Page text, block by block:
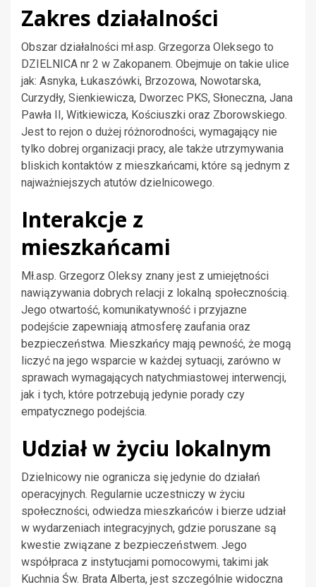
Zakres działalności
Obszar działalności mł.asp. Grzegorza Oleksego to
DZIELNICA nr 2 w Zakopanem. Obejmuje on takie ulice
jak: Asnyka, Łukaszówki, Brzozowa, Nowotarska,
Curzydły, Sienkiewicza, Dworzec PKS, Słoneczna, Jana
Pawła II, Witkiewicza, Kościuszki oraz Zborowskiego.
Jest to rejon o dużej różnorodności, wymagający nie
tylko dobrej organizacji pracy, ale także utrzymywania
bliskich kontaktów z mieszkańcami, które są jednym z
najważniejszych atutów dzielnicowego.
Interakcje z
mieszkańcami
Mł.asp. Grzegorz Oleksy znany jest z umiejętności
nawiązywania dobrych relacji z lokalną społecznością.
Jego otwartość, komunikatywność i przyjazne
podejście zapewniają atmosferę zaufania oraz
bezpieczeństwa. Mieszkańcy mają pewność, że mogą
liczyć na jego wsparcie w każdej sytuacji, zarówno w
sprawach wymagających natychmiastowej interwencji,
jak i tych, które potrzebują jedynie porady czy
empatycznego podejścia.
Udział w życiu lokalnym
Dzielnicowy nie ogranicza się jedynie do działań
operacyjnych. Regularnie uczestniczy w życiu
społeczności, odwiedza mieszkańców i bierze udział
w wydarzeniach integracyjnych, gdzie poruszane są
kwestie związane z bezpieczeństwem. Jego
współpraca z instytucjami pomocowymi, takimi jak
Kuchnia Św. Brata Alberta, jest szczególnie widoczna